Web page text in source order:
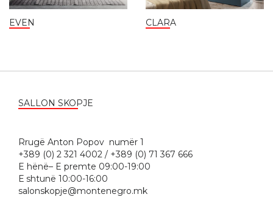
EVEN CLARA
SALLON SKOPJE
Rrugë Anton Popov numër 1
+389 (0) 2 321 4002 / +389 (0) 71 367 666
E hënë– E premte 09:00-19:00
Е shtunë 10:00-16:00
salonskopje@montenegro.mk